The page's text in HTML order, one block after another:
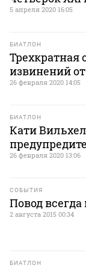
5 апреля 2020 16:05
БИАТЛОН
извинений
26 февраля 2020 14:05
БИАТЛОН
Кати
26 февраля 2020 13:06
СОБЫТИЯ
Повод всегда
2 августа 2015 00:34
БИАТЛОН